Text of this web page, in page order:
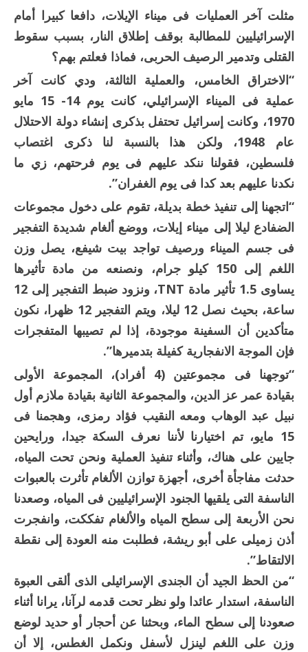
مثلت آخر العمليات فى ميناء الإيلات، دافعا كبيرا أمام
الإسرائيليين للمطالبة بوقف إطلاق النار، بسبب سقوط
القتلى وتدمير الرصيف الحربى، فماذا فعلتم بهم؟
“الاختراق الخامس، والعملية الثالثة، ودي كانت آخر
عملية فى الميناء الإسرائيلي، كانت يوم 14- 15 مايو
1970، وكانت إسرائيل تحتفل بذكرى إنشاء دولة الاحتلال
عام 1948، ولكن هذا بالنسبة لنا ذكرى اغتصاب
فلسطين، فقولنا ننكد عليهم فى يوم فرحتهم، زي ما
نكدنا عليهم بعد كدا فى يوم الغفران”.
“اتجهنا إلى تنفيذ خطة بديلة، تقوم على دخول مجموعات
الضفادع ليلا إلى ميناء إيلات، ووضع ألغام شديدة التفجير
فى جسم الميناء ورصيف تواجد بيت شيفع، يصل وزن
اللغم إلى 150 كيلو جرام، ونصنعه من مادة تأثيرها
يساوى 1.5 تأثير مادة TNT، ونزود ضبط التفجير إلى 12
ساعة، بحيث نصل 12 ليلا، ويتم التفجير 12 ظهرا، نكون
متأكدين أن السفينة موجودة، إذا لم تصيبها المتفجرات
فإن الموجة الانفجارية كفيلة بتدميرها”.
“توجهنا فى مجموعتين (4 أفراد)، المجموعة الأولى
بقيادة عمر عز الدين، والمجموعة الثانية بقيادة ملازم أول
نبيل عبد الوهاب ومعه النقيب فؤاد رمزى، وهجمنا فى
15 مايو، تم اختيارنا لأننا نعرف السكة جيدا، ورايحين
جايين على هناك، وأثناء تنفيذ العملية ونحن تحت المياه،
حدثت مفاجأة أخرى، أجهزة توازن الألغام تأثرت بالعبوات
الناسفة التى يلقيها الجنود الإسرائيليين فى المياه، وصعدنا
نحن الأربعة إلى سطح المياه والألغام تفككت، وانفجرت
أذن زميلى على أبو ريشة، فطلبت منه العودة إلى نقطة
الالتقاط”.
“من الحظ الجيد أن الجندى الإسرائيلى الذى ألقى العبوة
الناسفة، استدار عائدا ولو نظر تحت قدمه لرآنا، يرانا أثناء
صعودنا إلى سطح الماء، وبحثنا عن أحجار أو حديد لوضع
وزن على اللغم لينزل لأسفل ونكمل الغطس، إلا أن